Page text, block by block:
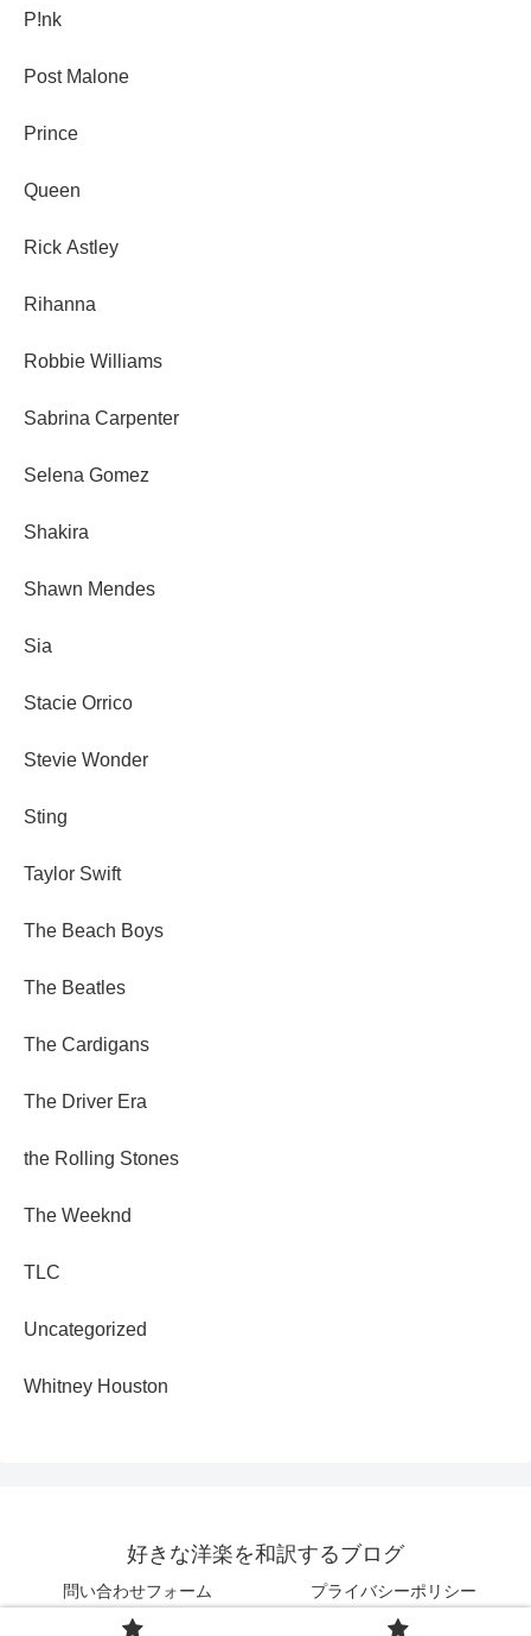
P!nk
Post Malone
Prince
Queen
Rick Astley
Rihanna
Robbie Williams
Sabrina Carpenter
Selena Gomez
Shakira
Shawn Mendes
Sia
Stacie Orrico
Stevie Wonder
Sting
Taylor Swift
The Beach Boys
The Beatles
The Cardigans
The Driver Era
the Rolling Stones
The Weeknd
TLC
Uncategorized
Whitney Houston
好きな洋楽を和訳するブログ
問い合わせフォーム プライバシーポリシー
© 2025 好きな洋楽を和訳するブログ.